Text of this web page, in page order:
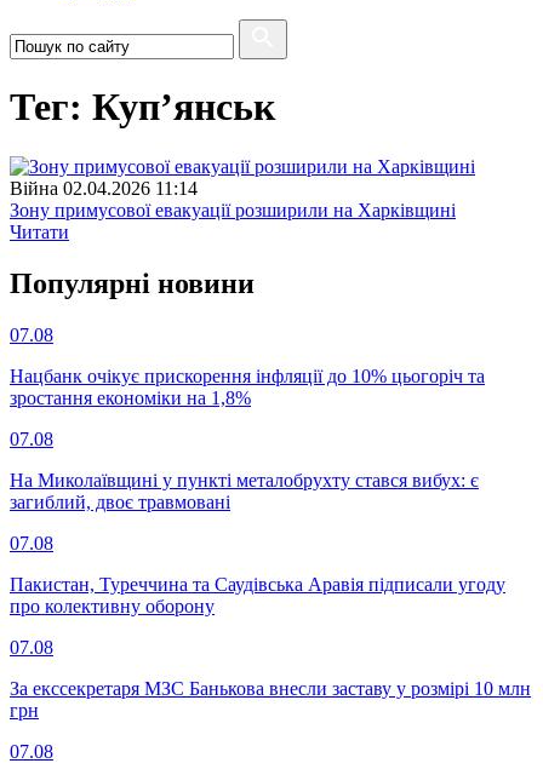
Тег: Куп’янськ
Війна 02.04.2026 11:14
Зону примусової евакуації розширили на Харківщині
Читати
Популярнi новини
07.08
Нацбанк очікує прискорення інфляції до 10% цьогоріч та
зростання економіки на 1,8%
07.08
На Миколаївщині у пункті металобрухту стався вибух: є
загиблий, двоє травмовані
07.08
Пакистан, Туреччина та Саудівська Аравія підписали угоду
про колективну оборону
07.08
За екссекретаря МЗС Банькова внесли заставу у розмірі 10 млн
грн
07.08